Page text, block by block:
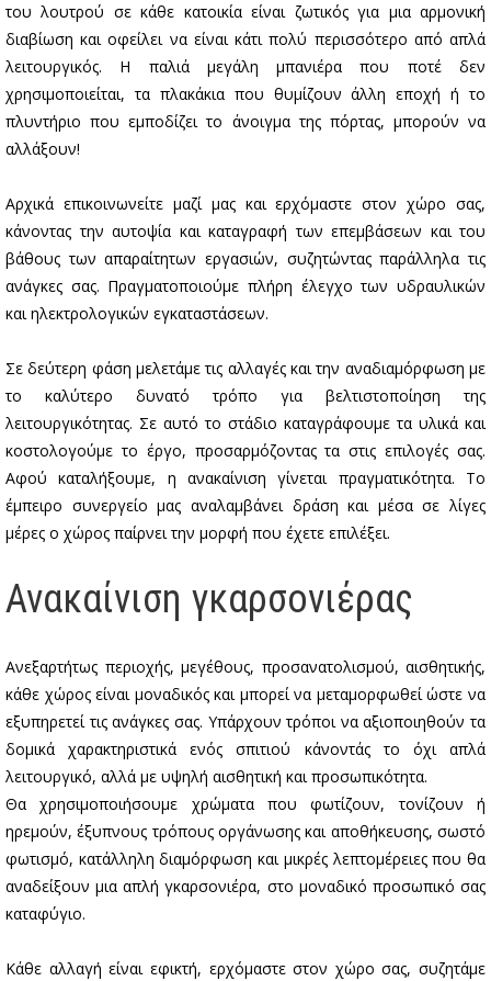
του λουτρού σε κάθε κατοικία είναι ζωτικός για μια αρμονική
διαβίωση και οφείλει να είναι κάτι πολύ περισσότερο από απλά
λειτουργικός. Η παλιά μεγάλη μπανιέρα που ποτέ δεν
χρησιμοποιείται, τα πλακάκια που θυμίζουν άλλη εποχή ή το
πλυντήριο που εμποδίζει το άνοιγμα της πόρτας, μπορούν να
αλλάξουν!
Αρχικά επικοινωνείτε μαζί μας και ερχόμαστε στον χώρο σας,
κάνοντας την αυτοψία και καταγραφή των επεμβάσεων και του
βάθους των απαραίτητων εργασιών, συζητώντας παράλληλα τις
ανάγκες σας. Πραγματοποιούμε πλήρη έλεγχο των υδραυλικών
και ηλεκτρολογικών εγκαταστάσεων.
Σε δεύτερη φάση μελετάμε τις αλλαγές και την αναδιαμόρφωση με
το καλύτερο δυνατό τρόπο για βελτιστοποίηση της
λειτουργικότητας. Σε αυτό το στάδιο καταγράφουμε τα υλικά και
κοστολογούμε το έργο, προσαρμόζοντας τα στις επιλογές σας.
Αφού καταλήξουμε, η ανακαίνιση γίνεται πραγματικότητα. Το
έμπειρο συνεργείο μας αναλαμβάνει δράση και μέσα σε λίγες
μέρες ο χώρος παίρνει την μορφή που έχετε επιλέξει.
Ανακαίνιση γκαρσονιέρας
Ανεξαρτήτως περιοχής, μεγέθους, προσανατολισμού, αισθητικής,
κάθε χώρος είναι μοναδικός και μπορεί να μεταμορφωθεί ώστε να
εξυπηρετεί τις ανάγκες σας. Υπάρχουν τρόποι να αξιοποιηθούν τα
δομικά χαρακτηριστικά ενός σπιτιού κάνοντάς το όχι απλά
λειτουργικό, αλλά με υψηλή αισθητική και προσωπικότητα.
Θα χρησιμοποιήσουμε χρώματα που φωτίζουν, τονίζουν ή
ηρεμούν, έξυπνους τρόπους οργάνωσης και αποθήκευσης, σωστό
φωτισμό, κατάλληλη διαμόρφωση και μικρές λεπτομέρειες που θα
αναδείξουν μια απλή γκαρσονιέρα, στο μοναδικό προσωπικό σας
καταφύγιο.
Κάθε αλλαγή είναι εφικτή, ερχόμαστε στον χώρο σας, συζητάμε